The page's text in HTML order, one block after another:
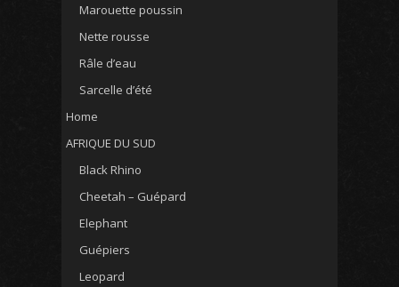
Marouette poussin
Nette rousse
Râle d’eau
Sarcelle d’été
Home
AFRIQUE DU SUD
Black Rhino
Cheetah – Guépard
Elephant
Guépiers
Leopard